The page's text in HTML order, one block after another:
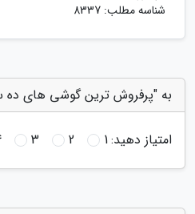
شناسه مطلب: 8337
به "پرفروش ترین گوشی های ده
امتیاز دهید:1
2
3